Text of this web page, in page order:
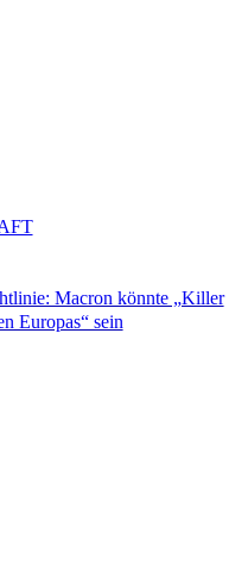
Macron könnte „Killer
Europas“ sein